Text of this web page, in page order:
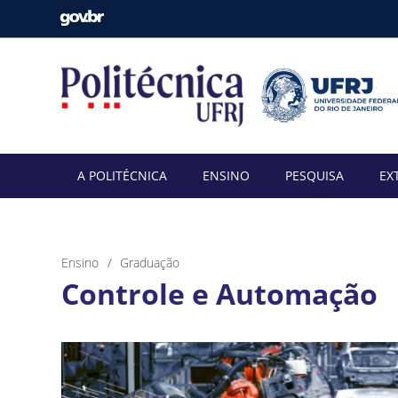
A POLITÉCNICA ENSINO PESQUISA
Ensino Graduação
Controle e Automação